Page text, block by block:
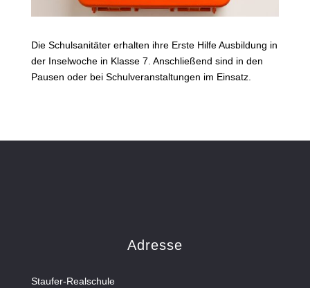
Die Schulsanitäter erhalten ihre Erste Hilfe Ausbildung in
der Inselwoche in Klasse 7. Anschließend sind in den
Pausen oder bei Schulveranstaltungen im Einsatz.
Adresse
Staufer-Realschule